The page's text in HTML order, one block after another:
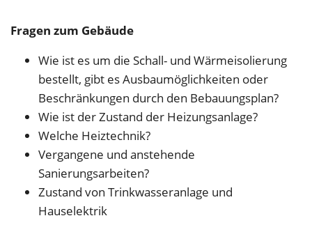
Fragen zum Gebäude
Wie ist es um die Schall- und Wärmeisolierung
bestellt, gibt es Ausbaumöglichkeiten oder
Beschränkungen durch den Bebauungsplan?
Wie ist der Zustand der Heizungsanlage?
Welche Heiztechnik?
Vergangene und anstehende
Sanierungsarbeiten?
Zustand von Trinkwasseranlage und
Hauselektrik